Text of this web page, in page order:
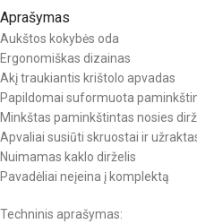
Aprašymas
Aukštos kokybės oda
Ergonomiškas dizainas
Akį traukiantis krištolo apvadas
Papildomai suformuota
Minkštas paminkštintas nosies
Apvaliai susiūti skruostai ir
Nuimamas kaklo dirželis
Pavadėliai neįeina į komplektą
Techninis aprašymas: